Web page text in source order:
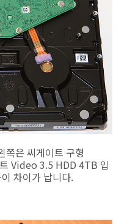
쪽은 씨게이트 구형
Video 3.5 HDD 4TB 입
차이가 납니다.